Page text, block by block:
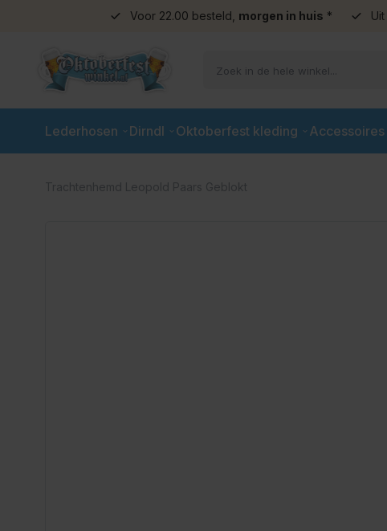
Voor 22.00 besteld, morgen in huis * Uit
Lederhosen Dirndl Oktoberfest kleding Accessoires
Trachtenhemd Leopold Paars Geblokt